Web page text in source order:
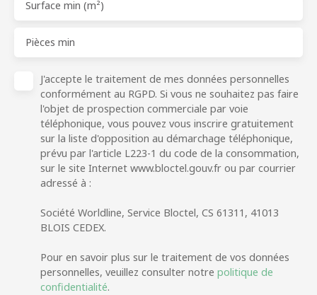
Surface min (m²)
Pièces min
J'accepte le traitement de mes données personnelles
conformément au RGPD. Si vous ne souhaitez pas faire
l'objet de prospection commerciale par voie
téléphonique, vous pouvez vous inscrire gratuitement
sur la liste d'opposition au démarchage téléphonique,
prévu par l'article L223-1 du code de la consommation,
sur le site Internet www.bloctel.gouv.fr ou par courrier
adressé à :
Société Worldline, Service Bloctel, CS 61311, 41013
BLOIS CEDEX.
Pour en savoir plus sur le traitement de vos données
personnelles, veuillez consulter notre politique de
confidentialité.